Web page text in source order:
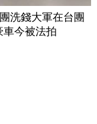
洗錢大軍在台團
車今被法拍